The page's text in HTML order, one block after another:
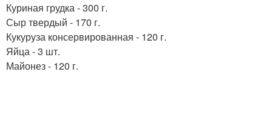
Куриная грудка - 300 г.
Сыр твердый - 170 г.
Кукуруза консервированная - 120 г.
Яйца - 3 шт.
Майонез - 120 г.